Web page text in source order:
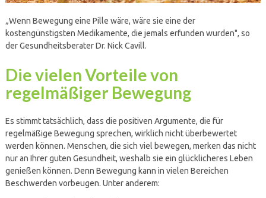
„Wenn Bewegung eine Pille wäre, wäre sie eine der
kostengünstigsten Medikamente, die jemals erfunden wurden", so
der Gesundheitsberater Dr. Nick Cavill.
Die vielen Vorteile von
regelmäßiger Bewegung
Es stimmt tatsächlich, dass die positiven Argumente, die für
regelmäßige Bewegung sprechen, wirklich nicht überbewertet
werden können. Menschen, die sich viel bewegen, merken das nicht
nur an Ihrer guten Gesundheit, weshalb sie ein glücklicheres Leben
genießen können. Denn Bewegung kann in vielen Bereichen
Beschwerden vorbeugen. Unter anderem: